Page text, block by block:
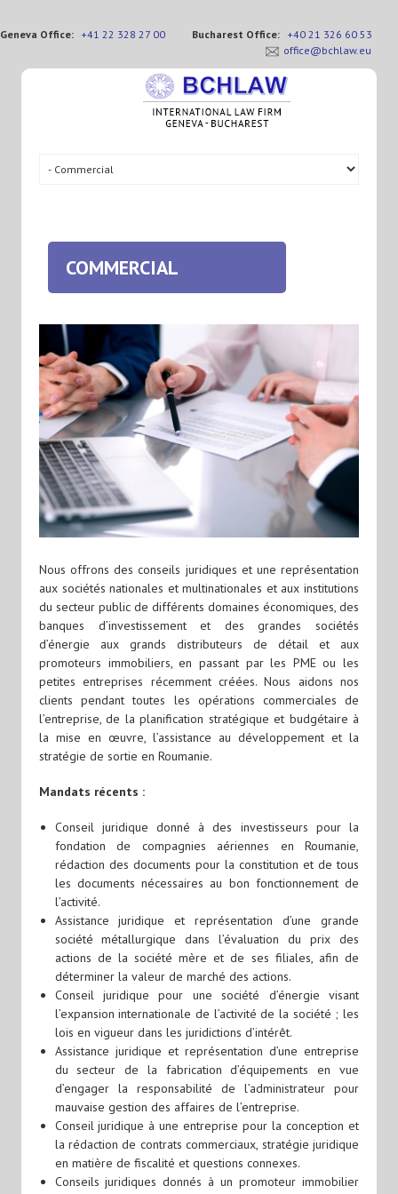
Geneva Office: +41 22 328 27 00 Bucharest Office: +40 21 326 60 53
office@bchlaw.eu
COMMERCIAL
Nous offrons des conseils juridiques et une représentation
aux sociétés nationales et multinationales et aux institutions
du secteur public de différents domaines économiques, des
banques d’investissement et des grandes sociétés
d’énergie aux grands distributeurs de détail et aux
promoteurs immobiliers, en passant par les PME ou les
petites entreprises récemment créées. Nous aidons nos
clients pendant toutes les opérations commerciales de
l’entreprise, de la planification stratégique et budgétaire à
la mise en œuvre, l’assistance au développement et la
stratégie de sortie en Roumanie.
Mandats récents :
Conseil juridique donné à des investisseurs pour la
fondation de compagnies aériennes en Roumanie,
rédaction des documents pour la constitution et de tous
les documents nécessaires au bon fonctionnement de
l’activité.
Assistance juridique et représentation d’une grande
société métallurgique dans l’évaluation du prix des
actions de la société mère et de ses filiales, afin de
déterminer la valeur de marché des actions.
Conseil juridique pour une société d’énergie visant
l’expansion internationale de l’activité de la société ; les
lois en vigueur dans les juridictions d’intérêt.
Assistance juridique et représentation d’une entreprise
du secteur de la fabrication d’équipements en vue
d’engager la responsabilité de l’administrateur pour
mauvaise gestion des affaires de l’entreprise.
Conseil juridique à une entreprise pour la conception et
la rédaction de contrats commerciaux, stratégie juridique
en matière de fiscalité et questions connexes.
Conseils juridiques donnés à un promoteur immobilier